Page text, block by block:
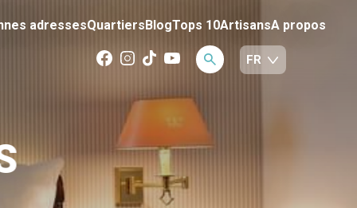
adressesQuartiersBlogTops 10ArtisansA propos